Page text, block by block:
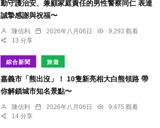
勤守護治安、兼顧家庭責任的男性警察同仁 表達
誠摯感謝與祝福〜
陳信利 2026年八月06日
9,293 觀看
13 分享
綜合新聞 旅遊
嘉義市「熊出沒」！ 10隻新亮相大白熊領路 帶
你解鎖城市知名景點〜
陳信利 2026年八月06日
9,475 觀看
14 分享